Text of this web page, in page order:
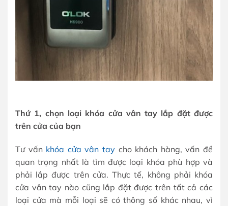
Thứ 1, chọn loại khóa cửa vân tay lắp đặt được
trên cửa của bạn
Tư vấn khóa cửa vân tay cho khách hàng, vấn đề
quan trọng nhất là tìm được loại khóa phù hợp và
phải lắp được trên cửa. Thực tế, không phải khóa
cửa vân tay nào cũng lắp đặt được trên tất cả các
loại cửa mà mỗi loại sẽ có thông số khác nhau, vì